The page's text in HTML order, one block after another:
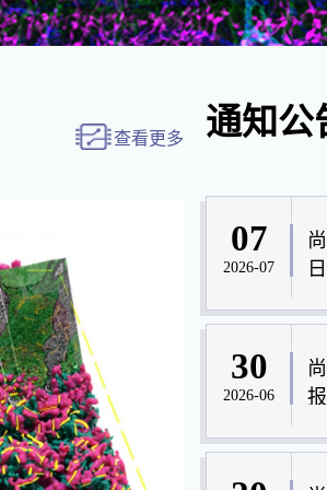
查看更多 通知公
07
2026-07
30
2026-06